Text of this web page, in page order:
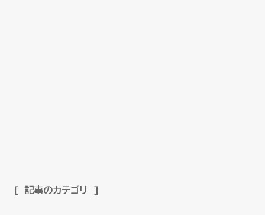
記事のカテゴリ